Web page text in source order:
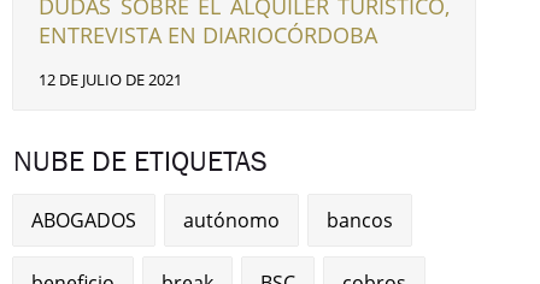
DUDAS SOBRE EL ALQUILER TURÍSTICO,
ENTREVISTA EN DIARIOCÓRDOBA
12 DE JULIO DE 2021
NUBE DE ETIQUETAS
ABOGADOS autónomo bancos